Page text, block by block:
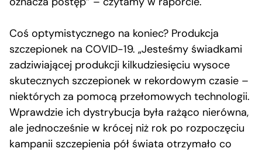
Coś optymistycznego na koniec? Produkcja
szczepionek na COVID-19. „Jesteśmy świadkami
zadziwiającej produkcji kilkudziesięciu wysoce
skutecznych szczepionek w rekordowym czasie –
niektórych za pomocą przełomowych technologii.
Wprawdzie ich dystrybucja była rażąco nierówna,
ale jednocześnie w krócej niż rok po rozpoczęciu
kampanii szczepienia pół świata otrzymało co